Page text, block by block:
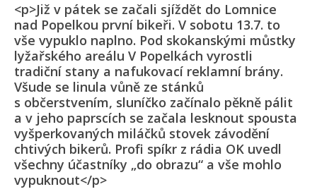
<p>Již v pátek se začali sjíždět do Lomnice
nad Popelkou první bikeři. V sobotu 13.7. to
vše vypuklo naplno. Pod skokanskými můstky
lyžařského areálu V Popelkách vyrostli
tradiční stany a nafukovací reklamní brány.
Všude se linula vůně ze stánků
s občerstvením, sluníčko začínalo pěkně pálit
a v jeho paprscích se začala lesknout spousta
vyšperkovaných miláčků stovek závodění
chtivých bikerů. Profi spíkr z rádia OK uvedl
všechny účastníky „do obrazu“ a vše mohlo
vypuknout</p>